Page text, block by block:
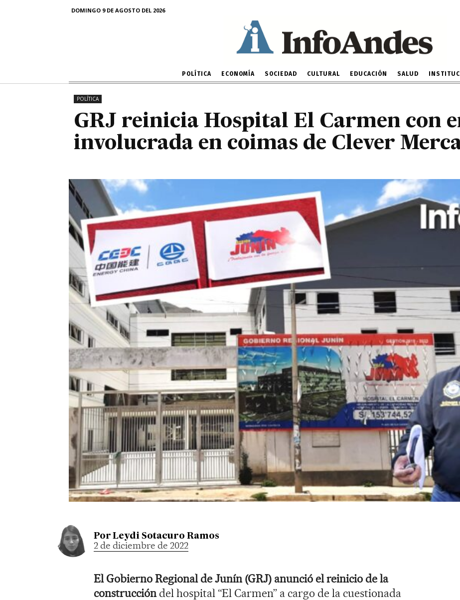
DOMINGO 9 DE AGOSTO DEL 2026
POLÍTICA ECONOMÍA SOCIEDAD CULTURAL EDUCACIÓN SALUD
GRJ reinicia Hospital El Carmen con
involucrada en coimas de Clever
POLÍTICA
GRJ reinicia Hospital El Carmen con
involucrada en coimas de Clever
Por Leydi Sotacuro Ramos
2 de diciembre de 2022
El Gobierno Regional de Junín (GRJ) anunció el reinicio de la
construcción del hospital “El Carmen” a cargo de la cuestionada